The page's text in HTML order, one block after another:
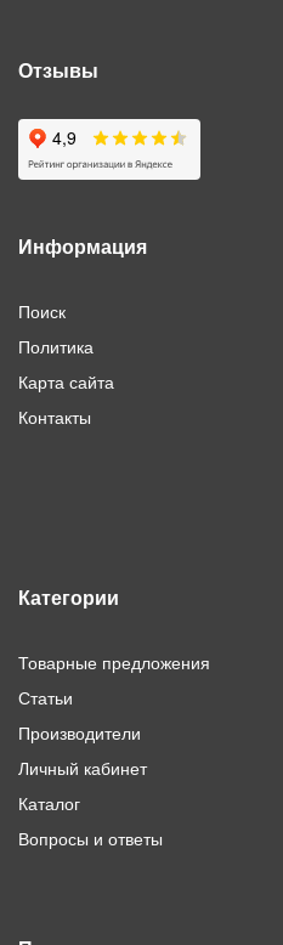
Отзывы
Информация
Поиск
Политика
Карта сайта
Контакты
Категории
Товарные предложения
Статьи
Производители
Личный кабинет
Каталог
Вопросы и ответы